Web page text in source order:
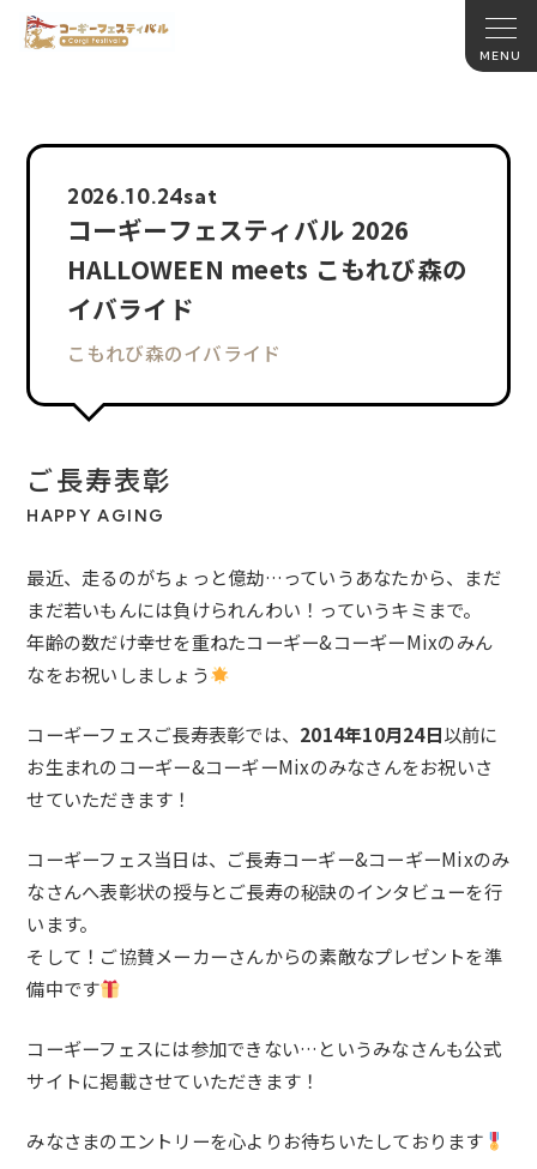
2026.10.24sat
コーギーフェスティバル 2026
HALLOWEEN meets こもれび森の
イバライド
こもれび森のイバライド
ご長寿表彰
HAPPY AGING
最近、走るのがちょっと億劫…っていうあなたから、まだ
まだ若いもんには負けられんわい！っていうキミまで。
年齢の数だけ幸せを重ねたコーギー&コーギーMixのみん
なをお祝いしましょう
コーギーフェスご長寿表彰では、 2014年10月24日以前に
お生まれのコーギー&コーギーMixのみなさんをお祝いさ
せていただきます！
コーギーフェス当日は、ご長寿コーギー&コーギーMixのみ
なさんへ表彰状の授与とご長寿の秘訣のインタビューを行
います。
そして！ご協賛メーカーさんからの素敵なプレゼントを準
備中です
コーギーフェスには参加できない…というみなさんも公式
サイトに掲載させていただきます！
みなさまのエントリーを心よりお待ちいたしております